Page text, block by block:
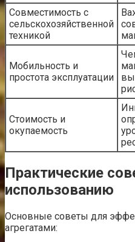
Совместимость с
сельскохозяйственной
техникой
Мобильность и
простота эксплуатации
Стоимость и
окупаемость
Практические
использованию
Основные советы для
агрегатами: